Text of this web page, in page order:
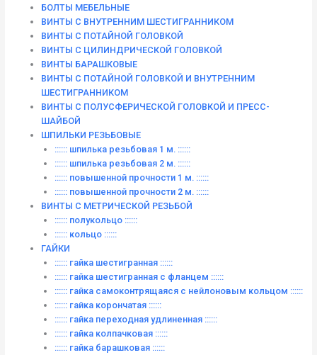
БОЛТЫ МЕБЕЛЬНЫЕ
ВИНТЫ С ВНУТРЕННИМ ШЕСТИГРАННИКОМ
ВИНТЫ С ПОТАЙНОЙ ГОЛОВКОЙ
ВИНТЫ С ЦИЛИНДРИЧЕСКОЙ ГОЛОВКОЙ
ВИНТЫ БАРАШКОВЫЕ
ВИНТЫ С ПОТАЙНОЙ ГОЛОВКОЙ И ВНУТРЕННИМ
ШЕСТИГРАННИКОМ
ВИНТЫ С ПОЛУСФЕРИЧЕСКОЙ ГОЛОВКОЙ И ПРЕСС-
ШАЙБОЙ
ШПИЛЬКИ РЕЗЬБОВЫЕ
:::::: шпилька резьбовая 1 м. ::::::
:::::: шпилька резьбовая 2 м. ::::::
:::::: повышенной прочности 1 м. ::::::
:::::: повышенной прочности 2 м. ::::::
ВИНТЫ C МЕТРИЧЕСКОЙ РЕЗЬБОЙ
:::::: полукольцо ::::::
:::::: кольцо ::::::
ГАЙКИ
:::::: гайка шестигранная ::::::
:::::: гайка шестигранная с фланцем ::::::
:::::: гайка самоконтрящаяся с нейлоновым кольцом ::::::
:::::: гайка корончатая ::::::
:::::: гайка переходная удлиненная ::::::
:::::: гайка колпачковая ::::::
:::::: гайка барашковая ::::::